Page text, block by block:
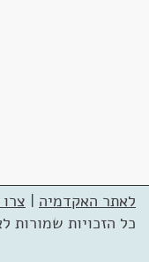
לאתר האקדמיה |
כל הזכויות שמורות